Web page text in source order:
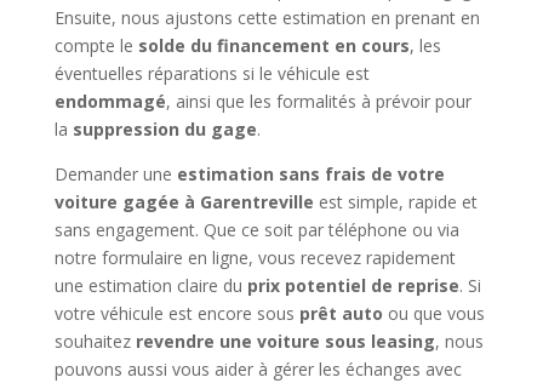
Ensuite, nous ajustons cette estimation en prenant en
compte le solde du financement en cours, les
éventuelles réparations si le véhicule est
endommagé, ainsi que les formalités à prévoir pour
la suppression du gage.
Demander une estimation sans frais de votre
voiture gagée à Garentreville est simple, rapide et
sans engagement. Que ce soit par téléphone ou via
notre formulaire en ligne, vous recevez rapidement
une estimation claire du prix potentiel de reprise. Si
votre véhicule est encore sous prêt auto ou que vous
souhaitez revendre une voiture sous leasing, nous
pouvons aussi vous aider à gérer les échanges avec